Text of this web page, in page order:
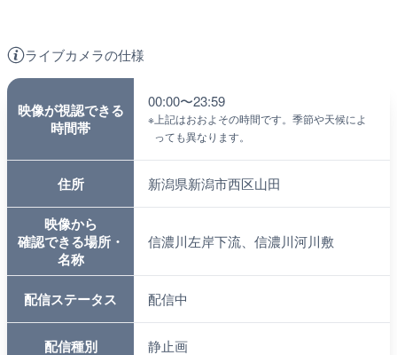
ライブカメラの仕様
映像が視認できる
時間帯
00:00〜23:59
※ 上記はおおよその時間です。季節や天候によ
っても異なります。
住所 新潟県新潟市西区山田
映像から
確認できる場所・
名称
信濃川左岸下流、信濃川河川敷
配信ステータス 配信中
配信種別 静止画